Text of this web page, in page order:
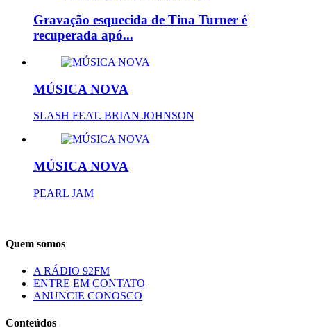
Gravação esquecida de Tina Turner é
recuperada apó...
MÚSICA NOVA
SLASH FEAT. BRIAN JOHNSON
MÚSICA NOVA
PEARL JAM
Quem somos
A RÁDIO 92FM
ENTRE EM CONTATO
ANUNCIE CONOSCO
Conteúdos